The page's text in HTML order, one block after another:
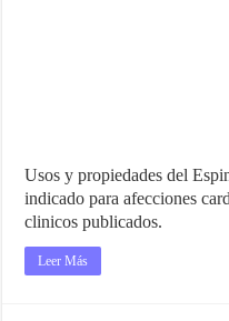
Usos y propiedades del
indicado para afecciones
clinicos publicados.
Leer Más